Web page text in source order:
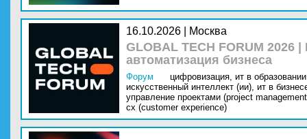
16.10.2026 | Москва
GLOBAL TECH FORUM
автоматизация бизнеса
Форум цифровизация, ит в
искусственный интеллект (ии), ит в
управление проектами (project
cx (customer experience)